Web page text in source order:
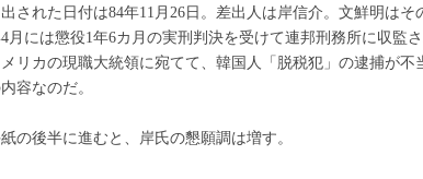
れた日付は84年11月26日。差出人は岸信介。文鮮明はそ
月には懲役1年6カ月の実刑判決を受けて連邦刑務所に収監
リカの現職大統領に宛てて、韓国人「脱税犯」の逮捕が
容なのだ。
の後半に進むと、岸氏の懇願調は増す。